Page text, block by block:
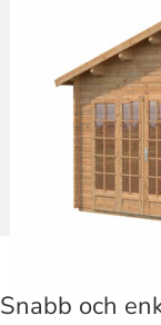
Snabb och